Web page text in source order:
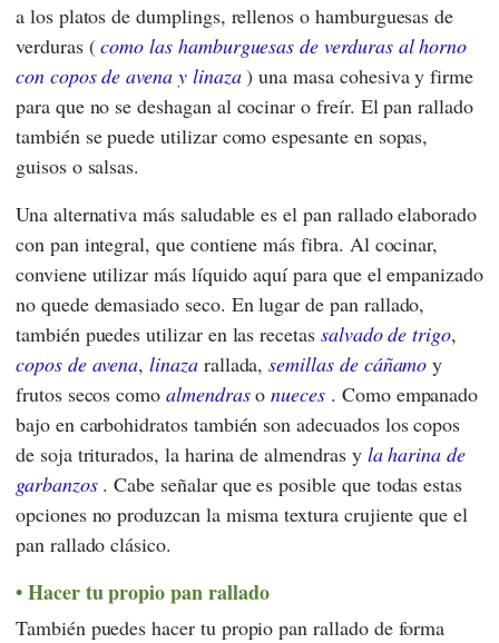
a los platos de dumplings, rellenos o hamburguesas de
verduras (como las hamburguesas de verduras al horno
con copos de avena y linaza) una masa cohesiva y firme
para que no se deshagan al cocinar o freír. El pan rallado
también se puede utilizar como espesante en sopas,
guisos o salsas.
Una alternativa más saludable es el pan rallado elaborado
con pan integral, que contiene más fibra. Al cocinar,
conviene utilizar más líquido aquí para que el empanizado
no quede demasiado seco. En lugar de pan rallado,
también puedes utilizar en las recetas salvado de trigo,
copos de avena,linazarallada,semillas de cáñamo y
frutos secos comoalmendrasonueces . Como empanado
bajo en carbohidratos también son adecuados los copos
de soja triturados, la harina de almendras y la harina de
garbanzos. Cabe señalar que es posible que todas estas
opciones no produzcan la misma textura crujiente que el
pan rallado clásico.
Hacer tu propio pan rallado
También puedes hacer tu propio pan rallado de forma